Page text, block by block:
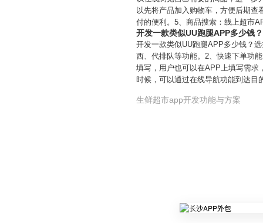
以先将产品加入购物车，方便后期
付的便利。5、商品搜索：线上超市
开发一款类似UU跑腿APP多少钱
开发一款类似UU跑腿APP多少钱？
西、代排队等功能。2、快速下单功
填写，用户也可以在APP上填写需求
时候，可以通过在线导航功能到达目
生鲜超市app开发功能与方案